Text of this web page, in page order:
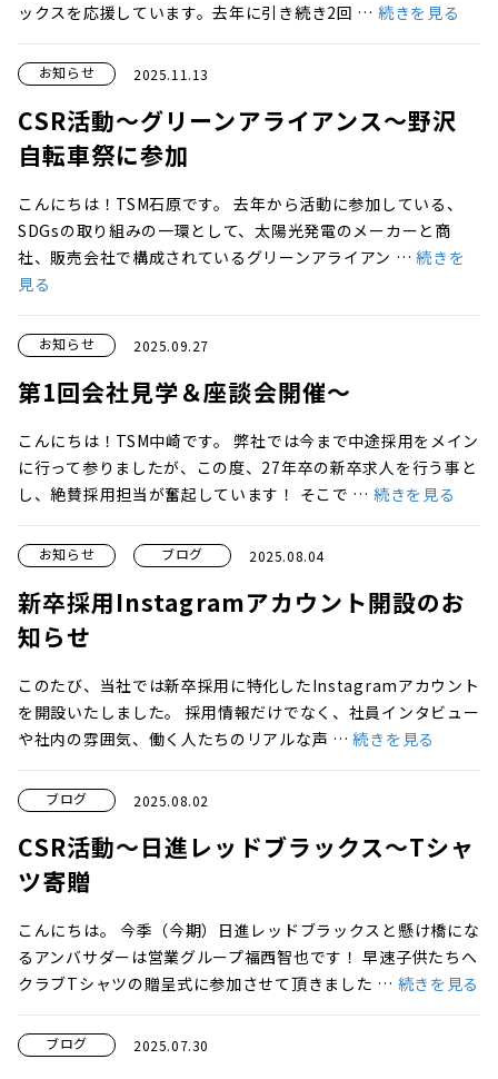
ックスを応援しています。去年に引き続き2回 … 続きを見る
お知らせ 2025.11.13
CSR活動〜グリーンアライアンス〜野沢
自転車祭に参加
こんにちは！TSM石原です。 去年から活動に参加している、
SDGsの取り組みの一環として、太陽光発電のメーカーと商
社、販売会社で構成されているグリーンアライアン …続きを
見る
お知らせ 2025.09.27
第1回会社見学＆座談会開催～
こんにちは！TSM中崎です。 弊社では今まで中途採用をメイン
に行って参りましたが、この度、27年卒の新卒求人を行う事と
し、絶賛採用担当が奮起しています！ そこで … 続きを見る
お知らせ ブログ 2025.08.04
新卒採用Instagramアカウント開設のお
知らせ
このたび、当社では新卒採用に特化したInstagramアカウント
を開設いたしました。 採用情報だけでなく、社員インタビュー
や社内の雰囲気、働く人たちのリアルな声 …続きを見る
ブログ 2025.08.02
CSR活動～日進レッドブラックス～Tシャ
ツ寄贈
こんにちは。 今季（今期）日進レッドブラックスと懸け橋にな
るアンバサダーは営業グループ福西智也です！ 早速子供たちへ
クラブTシャツの贈呈式に参加させて頂きました … 続きを見る
ブログ 2025.07.30